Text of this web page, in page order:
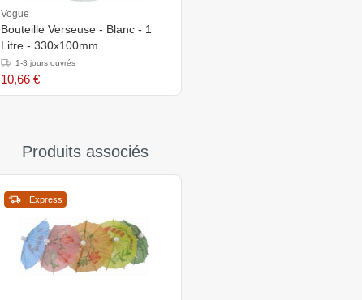
Vogue
Bouteille Verseuse - Blanc - 1
Litre - 330x100mm
1-3 jours ouvrés
10,66 €
Produits associés
Express